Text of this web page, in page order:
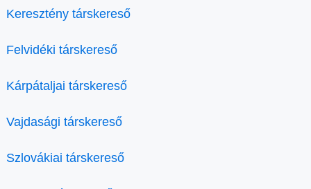
Keresztény társkereső
Felvidéki társkereső
Kárpátaljai társkereső
Vajdasági társkereső
Szlovákiai társkereső